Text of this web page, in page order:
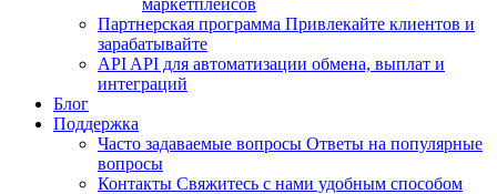
Партнерская программа Привлекайте клиентов и
зарабатывайте
API API для автоматизации обмена, выплат и
интеграций
Блог
Поддержка
Часто задаваемые вопросы Ответы на популярные
вопросы
Контакты Свяжитесь с нами удобным способом